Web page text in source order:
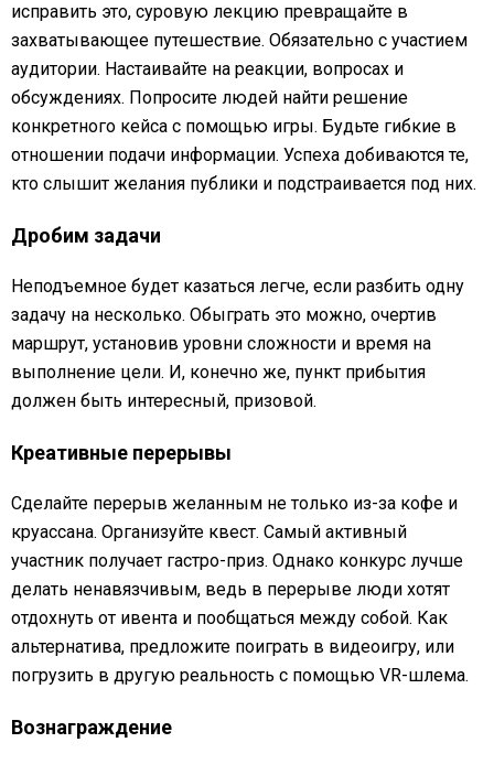
исправить это, суровую лекцию превращайте в
захватывающее путешествие. Обязательно с участием
аудитории. Настаивайте на реакции, вопросах и
обсуждениях. Попросите людей найти решение
конкретного кейса с помощью игры. Будьте гибкие в
отношении подачи информации. Успеха добиваются те,
кто слышит желания публики и подстраивается под них.
Дробим задачи
Неподъемное будет казаться легче, если разбить одну
задачу на несколько. Обыграть это можно, очертив
маршрут, установив уровни сложности и время на
выполнение цели. И, конечно же, пункт прибытия
должен быть интересный, призовой.
Креативные перерывы
Сделайте перерыв желанным не только из-за кофе и
круассана. Организуйте квест. Самый активный
участник получает гастро-приз. Однако конкурс лучше
делать ненавязчивым, ведь в перерыве люди хотят
отдохнуть от ивента и пообщаться между собой. Как
альтернатива, предложите поиграть в видеоигру, или
погрузить в другую реальность с помощью VR-шлема.
Вознаграждение